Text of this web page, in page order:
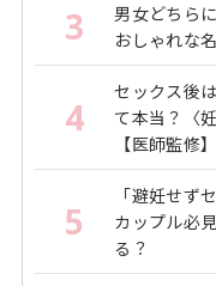
3
男女どちら
おしゃれな
4
セックス後
て本当？〈
【医師監修】
5
「避妊せず
カップル必
る？